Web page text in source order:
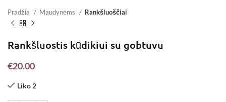
Pradžia Maudynėms Rankšluoščiai
Rankšluostis kūdikiui su gobtuvu
€20.00
Liko 2